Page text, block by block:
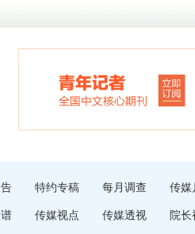
特约专稿 每月调查 传媒
传媒视点 传媒透视 院长